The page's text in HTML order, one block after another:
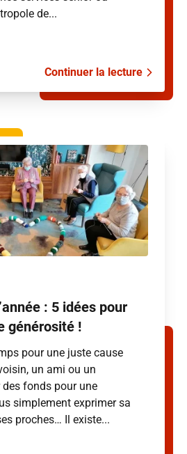
de...
Continuer la lecture
: 5 idées pour
générosité !
pour une juste cause
un ami ou un
fonds pour une
simplement exprimer sa
proches… Il existe...